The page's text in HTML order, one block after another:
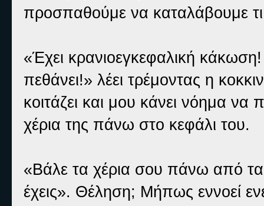
προσπαθούμε να καταλάβουμε τι
«Έχει κρανιοεγκεφαλική
πεθάνει!» λέει τρέμοντας η
κοιτάζει και μου κάνει νόημα
χέρια της πάνω στο κεφάλι του.
«Βάλε τα χέρια σου πάνω από
έχεις». Θέληση; Μήπως εννοεί